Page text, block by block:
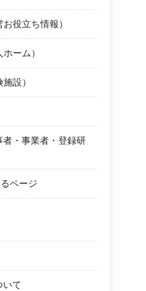
役立ち情報）
ーム）
設）
・事業者・登録研
ページ
いて